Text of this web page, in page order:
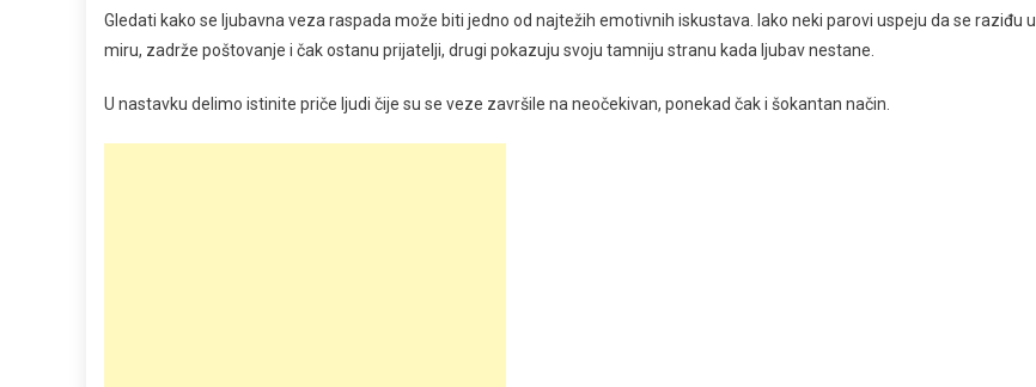
Gledati kako se ljubavna veza raspada može biti jedno od najtežih emotivnih iskustava. Iako neki parovi uspeju da se raziđu u
miru, zadrže poštovanje i čak ostanu prijatelji, drugi pokazuju svoju tamniju stranu kada ljubav nestane.
U nastavku delimo istinite priče ljudi čije su se veze završile na neočekivan, ponekad čak i šokantan način.